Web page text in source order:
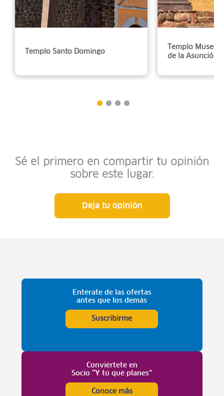
Templo Santo Domingo
Templo Museo
de la Asunción.
Sé el primero en compartir tu opinión
sobre este lugar.
Deja tu opinión
Entérate de las ofertas
antes que los demás
Suscribirme
Conviértete en
Socio “Y tú qué planes”
Conoce más